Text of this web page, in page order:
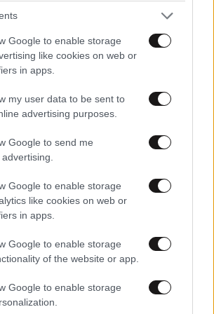
Google to enable storage
like cookies on web or
in apps.
my user data to be sent to
advertising purposes.
Google to send me
Google to enable storage
like cookies on web or
in apps.
Google to enable storage
of the website or app.
Google to enable storage
18:51
δεν πρόκειται να ερθει τιποτα .. και
βιβλιο.. αναφέρει οτι γιατρεύει
μονο με την θέληση.. λανθασμενο
ΠΕΡΙΣΣΟΤΕΡΑ ΣΧΟΛΙΑ